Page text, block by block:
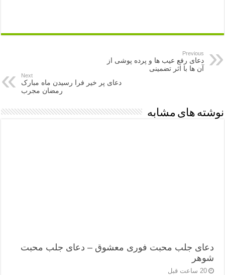
Previous
دعای رفع عیب ها و پرده پوشی از
آن ها با اثر تضمینی
Next
دعای پر خیر فرا رسیدن ماه مبارک
رمضان مجرب
نوشته های مشابه
دعای جلب محبت فوری معشوق – دعای جلب محبت
شوهر
20 ساعت قبل